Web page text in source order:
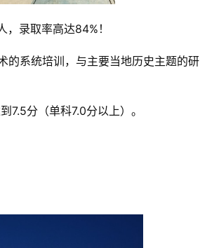
录取率高达84%！
的系统培训，与主要当地历史主题的研
7.5分（单科7.0分以上）。